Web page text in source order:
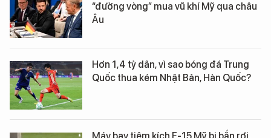
“đường vòng” mua vũ khí Mỹ qua châu
Âu
Hơn 1,4 tỷ dân, vì sao bóng đá Trung
Quốc thua kém Nhật Bản, Hàn Quốc?